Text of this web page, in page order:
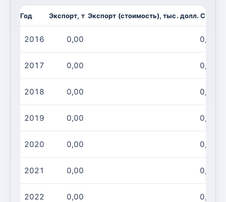
Год Экспорт, т Экспорт (стоимость), тыс. долл. США
2016 0,00 0,00
2017 0,00 0,00
2018 0,00 0,00
2019 0,00 0,00
2020 0,00 0,00
2021 0,00 0,00
2022 0,00 0,00